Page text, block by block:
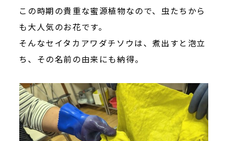
この時期の貴重な蜜源植物なので、虫たちから
も大人気のお花です。
そんなセイタカアワダチソウは、煮出すと泡立
ち、その名前の由来にも納得。